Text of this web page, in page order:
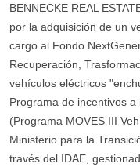
BENNECKE REAL
por la adquisición de un
cargo al Fondo
Recuperación,
vehículos eléctricos
Programa de incentivos
(Programa MOVES III
Ministerio para la
través del IDAE,